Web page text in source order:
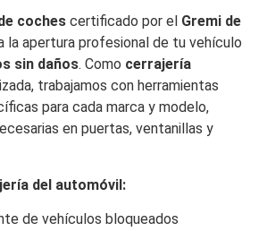
coches certificado por el Gremi de
la apertura profesional de tu vehículo
sin daños. Como cerrajería
trabajamos con herramientas
para cada marca y modelo,
en puertas, ventanillas y
del automóvil:
de vehículos bloqueados